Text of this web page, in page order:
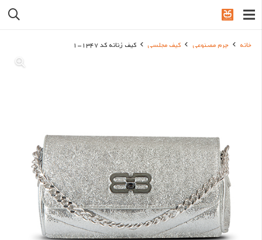
خانه چرم مصنوعی کیف مجلسی کیف زنانه کد 1347-1